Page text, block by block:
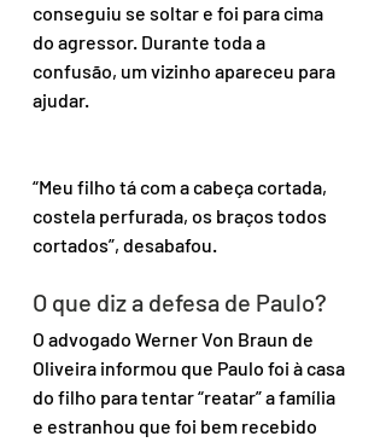
conseguiu se soltar e foi para cima
do agressor. Durante toda a
confusão, um vizinho apareceu para
ajudar.
“Meu filho tá com a cabeça cortada,
costela perfurada, os braços todos
cortados”, desabafou.
O que diz a defesa de Paulo?
O advogado Werner Von Braun de
Oliveira informou que Paulo foi à casa
do filho para tentar “reatar” a família
e estranhou que foi bem recebido